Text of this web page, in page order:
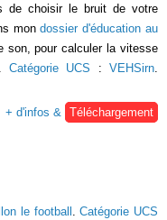
de choisir le bruit de votre
mondossier d'éducation au
son, pour calculer la vitesse
Catégorie UCS : VEHSirn
+ d'infos &
Téléchargement
le football .Catégorie UCS